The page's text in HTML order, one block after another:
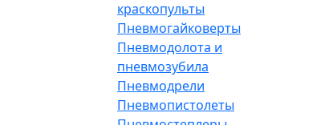
краскопульты
Пневмогайковерты
Пневмодолота и
пневмозубила
Пневмодрели
Пневмопистолеты